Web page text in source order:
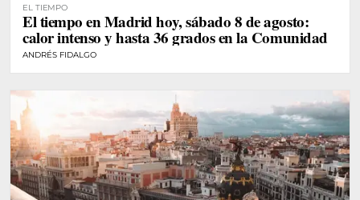
EL TIEMPO
El tiempo en Madrid hoy, sábado 8 de agosto:
calor intenso y hasta 36 grados en la Comunidad
ANDRÉS FIDALGO